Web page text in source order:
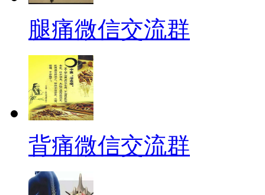
腿痛微信交流群
背痛微信交流群